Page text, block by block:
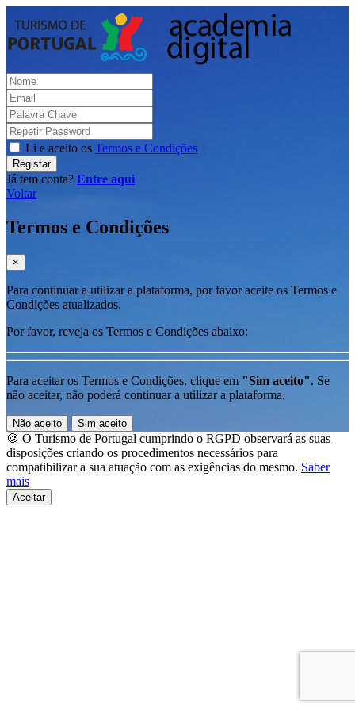
Li e aceito os Termos e Condições
Registar
Já tem conta? Entre aqui
Voltar
Termos e Condições
×
Para continuar a utilizar a plataforma, por favor aceite os Termos e
Condições atualizados.
Por favor, reveja os Termos e Condições abaixo:
Para aceitar os Termos e Condições, clique em "Sim aceito". Se
não aceitar, não poderá continuar a utilizar a plataforma.
Não aceito Sim aceito
🍪 O Turismo de Portugal cumprindo o RGPD observará as suas
disposições criando os procedimentos necessários para
compatibilizar a sua atuação com as exigências do mesmo. Saber
mais
Aceitar